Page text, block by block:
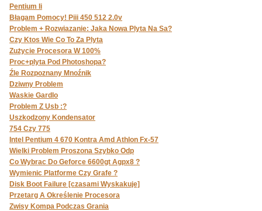
Pentium Ii
Błagam Pomocy! Piii 450 512 2.0v
Problem + Rozwiazanie: Jaka Nowa Plyta Na Sa?
Czy Ktos Wie Co To Za Plyta
Zużycie Procesora W 100%
Proc+plyta Pod Photoshopa?
Źle Rozpoznany Mnoźnik
Dziwny Problem
Waskie Gardlo
Problem Z Usb :?
Uszkodzony Kondensator
754 Czy 775
Intel Pentium 4 670 Kontra Amd Athlon Fx-57
Wielki Problem Proszona Szybko Odp
Co Wybrac Do Geforce 6600gt Agpx8 ?
Wymienic Platforme Czy Grafe ?
Disk Boot Failure [czasami Wyskakuje]
Przetarg A Określenie Procesora
Zwisy Kompa Podczas Grania